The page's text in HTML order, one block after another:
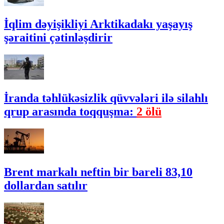
İqlim dəyişikliyi Arktikadakı yaşayış
şəraitini çətinləşdirir
İranda təhlükəsizlik qüvvələri ilə silahlı
qrup arasında toqquşma: 2 ölü
Brent markalı neftin bir bareli 83,10
dollardan satılır